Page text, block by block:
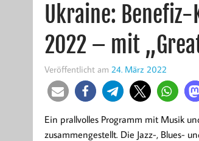
Ukraine: Benefiz-
2022 – mit
Veröffentlicht am 24. März 2022
Ein prallvolles Programm mit Musik
zusammengestellt. Die Jazz-, Blues-